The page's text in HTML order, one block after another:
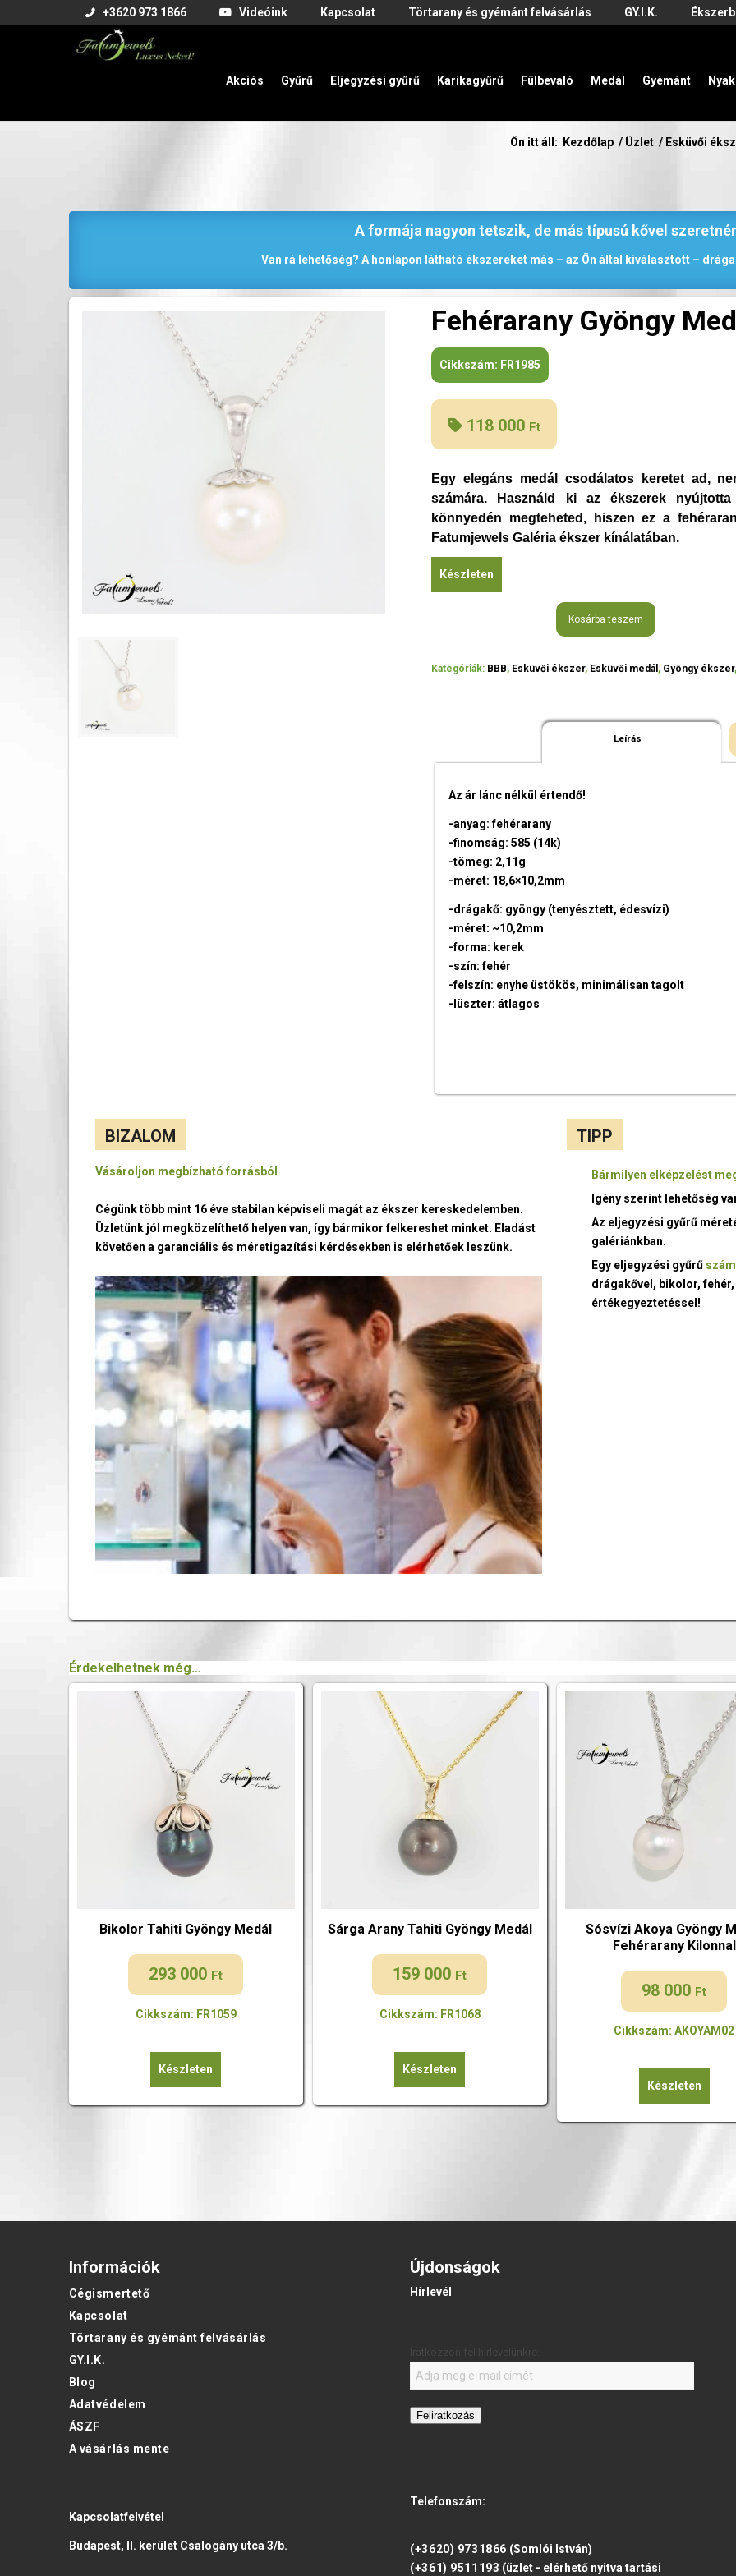
+3620 973 1866 Videóink Kapcsolat Törtarany és gyémánt felvásárlás GY.I.K.
Akciós Gyűrű Eljegyzési gyűrű Karikagyűrű Fülbevaló Medál Gyémánt
Ön itt áll: Kezdőlap / Üzlet / Esküvői
A formája nagyon tetszik, de más típusú kővel
Van rá lehetőség? A honlapon látható ékszereket más – az Ön által kiválasztott –
Fehérarany Gyöngy
Cikkszám: FR1985
118 000 Ft
Egy elegáns medál csodálatos keretet ad,
számára. Használd ki az ékszerek
könnyedén megteheted, hiszen ez a
Fatumjewels Galéria ékszer kínálatában.
Készleten
Kosárba teszem
Kategóriák: BBB, Esküvői ékszer, Esküvői medál , Gyöngy ékszer,
Leírás
Az ár lánc nélkül értendő!
-anyag: fehérarany
-finomság: 585 (14k)
-tömeg: 2,11g
-méret: 18,6×10,2mm
-drágakő: gyöngy (tenyésztett, édesvízi)
-méret: ~10,2mm
-forma: kerek
-szín: fehér
-felszín: enyhe üstökös, minimálisan tagolt
-lüszter: átlagos
BIZALOM
Vásároljon megbízható forrásból
Cégünk több mint 16 éve stabilan képviseli magát az ékszer kereskedelemben.
Üzletünk jól megközelíthető helyen van, így bármikor felkereshet minket. Eladást
követően a garanciális és méretigazítási kérdésekben is elérhetőek leszünk.
TIPP
Bármilyen elképzelést
Igény szerint lehetőség
Az eljegyzési gyűrű
galériánkban.
Egy eljegyzési gyűrű
drágakővel, bikolor,
értékegyeztetéssel!
Érdekelhetnek még…
Bikolor Tahiti Gyöngy Medál
293 000 Ft
Cikkszám: FR1059
Készleten
Sárga Arany Tahiti Gyöngy Medál
159 000 Ft
Cikkszám: FR1068
Készleten
Sósvízi Akoya Gyöngy
Fehérarany Kilonnal
98 000 Ft
Cikkszám: AKOYAM02
Készleten
Információk
Cégismertető
Kapcsolat
Törtarany és gyémánt felvásárlás
GY.I.K.
Blog
Adatvédelem
ÁSZF
A vásárlás mente
Kapcsolatfelvétel
Budapest, II. kerület Csalogány utca 3/b.
Újdonságok
Hírlevél
Feliratkozás
Telefonszám:
(+3620) 9731866 (Somlói István)
(+361) 9511193 (üzlet - elérhető nyitva tartási